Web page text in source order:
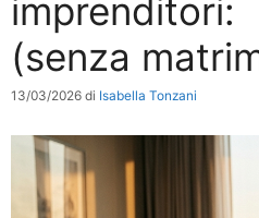
(senza
13/03/2026 di Isabella Tonzani